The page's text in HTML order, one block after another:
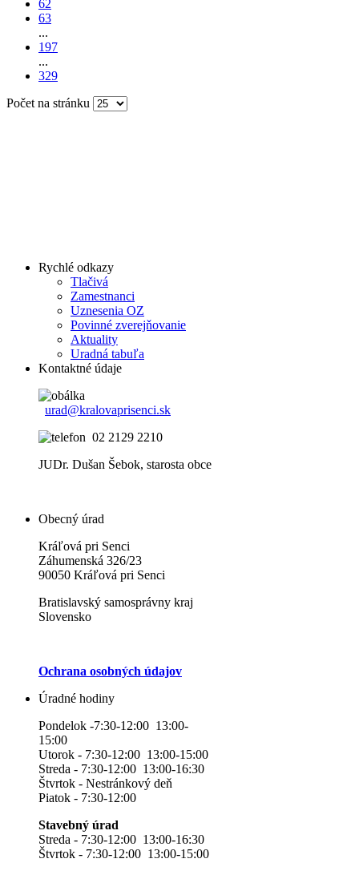
62
63
...
197
...
329
Počet na stránku
Rychlé odkazy
Tlačivá
Zamestnanci
Uznesenia OZ
Povinné zverejňovanie
Aktuality
Uradná tabuľa
Kontaktné údaje
urad@kralovaprisenci.sk
02 2129 2210
JUDr. Dušan Šebok, starosta obce
Obecný úrad
Kráľová pri Senci
Záhumenská 326/23
90050 Kráľová pri Senci
Bratislavský samosprávny kraj
Slovensko
Ochrana osobných údajov
Úradné hodiny
Pondelok -7:30-12:00 13:00-
15:00
Utorok - 7:30-12:00 13:00-15:00
Streda - 7:30-12:00 13:00-16:30
Štvrtok - Nestránkový deň
Piatok - 7:30-12:00
Stavebný úrad
Streda - 7:30-12:00 13:00-16:30
Štvrtok - 7:30-12:00 13:00-15:00